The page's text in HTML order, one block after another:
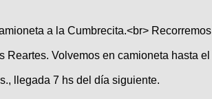
a la Cumbrecita.<br> Recorremos
Reartes. Volvemos en camioneta hasta el
llegada 7 hs del día siguiente.